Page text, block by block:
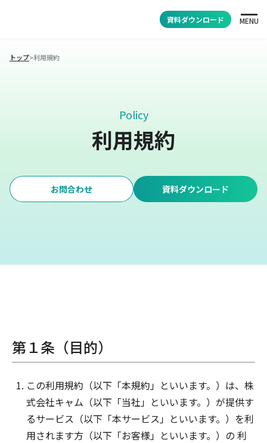
資料ダウンロード MENU
トップ>利用規約
Policy
利用規約
お問合わせ 資料ダウンロード
第１条（目的）
この利用規約（以下「本規約」といいます。）は、株
式会社キャム（以下「当社」といいます。）が提供す
るサービス（以下「本サービス」といいます。）を利
用されます方（以下「お客様」といいます。）の 利